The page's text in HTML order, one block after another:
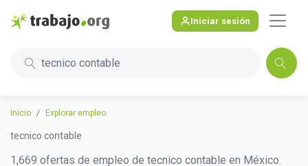
Iniciar sesión
tecnico contable
Inicio Explorar empleo
tecnico contable
1,669 ofertas de empleo de tecnico contable en México.